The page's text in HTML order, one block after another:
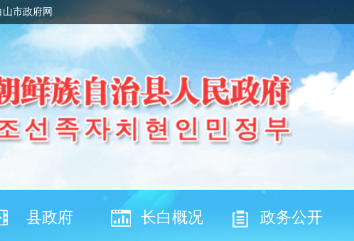
山市政府网
县政府 长白概况 政务公开